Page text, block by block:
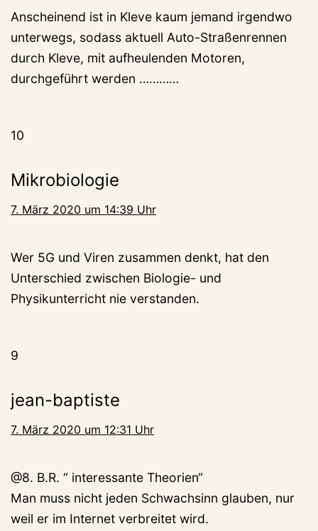
Anscheinend ist in Kleve kaum jemand irgendwo
unterwegs, sodass aktuell Auto-Straßenrennen
durch Kleve, mit aufheulenden Motoren,
durchgeführt werden …………
10
Mikrobiologie
7. März 2020 um 14:39 Uhr
Wer 5G und Viren zusammen denkt, hat den
Unterschied zwischen Biologie- und
Physikunterricht nie verstanden.
9
jean-baptiste
7. März 2020 um 12:31 Uhr
@8. B.R. “ interessante Theorien“
Man muss nicht jeden Schwachsinn glauben, nur
weil er im Internet verbreitet wird.